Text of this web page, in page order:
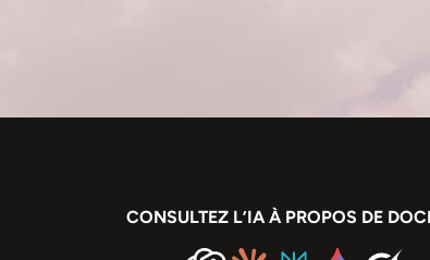
CONSULTEZ L’IA À PROPOS DE